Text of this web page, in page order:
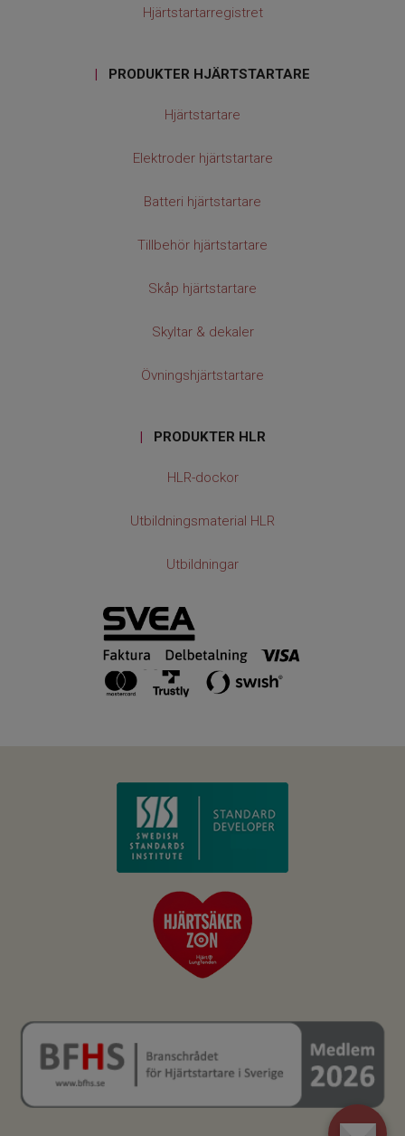
Hjärtstartarregistret
| PRODUKTER HJÄRTSTARTARE
Hjärtstartare
Elektroder hjärtstartare
Batteri hjärtstartare
Tillbehör hjärtstartare
Skåp hjärtstartare
Skyltar & dekaler
Övningshjärtstartare
| PRODUKTER HLR
HLR-dockor
Utbildningsmaterial HLR
Utbildningar